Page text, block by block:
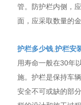
管。防护栏内侧，
面，应采取数量的
护栏多少钱 ,护栏安
用寿命一般在30年
施。护栏是保持车
安全不可或缺的部